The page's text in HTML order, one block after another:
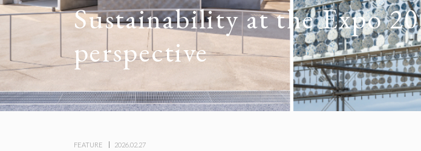
Sustainability at the Expo
perspective
FEATURE 2026.02.27